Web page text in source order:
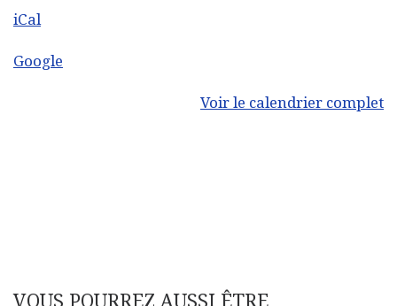
iCal
Google
Voir le calendrier complet
VOUS POURREZ AUSSI ÊTRE